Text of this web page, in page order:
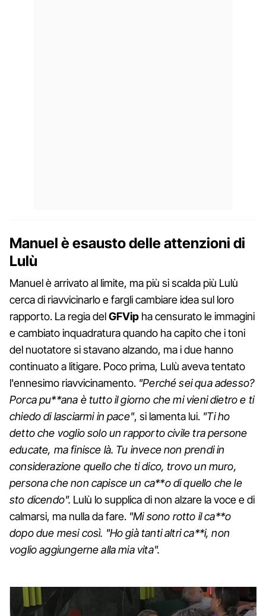
Manuel è esausto delle attenzioni di
Lulù
Manuel è arrivato al limite, ma più si scalda più Lulù
cerca di riavvicinarlo e fargli cambiare idea sul loro
rapporto. La regia delGFVip ha censurato le immagini
e cambiato inquadratura quando ha capito che i toni
del nuotatore si stavano alzando, ma i due hanno
continuato a litigare. Poco prima, Lulù aveva tentato
l'ennesimo riavvicinamento. "Perché sei qua adesso?
Porca pu**ana è tutto il giorno che mi vieni dietro e ti
chiedo di lasciarmi in pace", si lamenta lui. "Ti ho
detto che voglio solo un rapporto civile tra persone
educate, ma finisce là. Tu invece non prendi in
considerazione quello che ti dico, trovo un muro,
persona che non capisce un ca**o di quello che le
sto dicendo". Lulù lo supplica di non alzare la voce e di
calmarsi, ma nulla da fare. "Mi sono rotto il ca**o
dopo due mesi così. "Ho già tanti altri ca**i, non
voglio aggiungerne alla mia vita".